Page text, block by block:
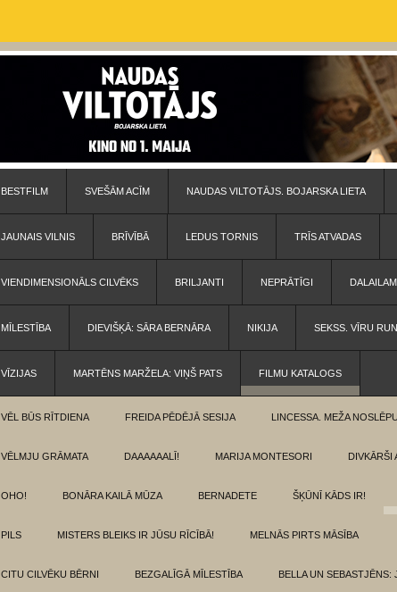
BESTFILM SVEŠĀM ACĪM NAUDAS VILTOTĀJS. BOJARSKA LIETA
JAUNAIS VILNIS BRĪVĪBĀ LEDUS TORNIS TRĪS ATVADAS
VIENDIMENSIONĀLS CILVĒKS BRILJANTI NEPRĀTĪGI
MĪLESTĪBA DIEVIŠĶĀ: SĀRA BERNĀRA NIKIJA SEKSS. VĪRU
VĪZIJAS MARTĒNS MARŽELA: VIŅŠ PATS FILMU KATALOGS
VĒL BŪS RĪTDIENA FREIDA PĒDĒJĀ SESIJA LINCESSA. MEŽA
VĒLMJU GRĀMATA DAAAAAALĪ! MARIJA MONTESORI DIVKĀRŠI
OHO! BONĀRA KAILĀ MŪZA BERNADETE ŠĶŪNĪ KĀDS IR!
PILS MISTERS BLEIKS IR JŪSU RĪCĪBĀ! MELNĀS PIRTS MĀSĪBA
CITU CILVĒKU BĒRNI BEZGALĪGĀ MĪLESTĪBA BELLA UN SEBASTJĒNS: